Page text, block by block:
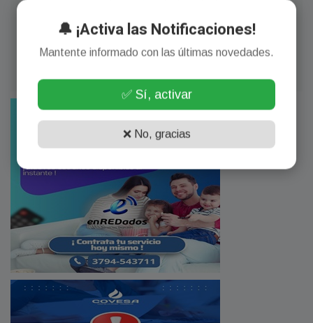
🔔 ¡Activa las Notificaciones!
Mantente informado con las últimas novedades.
✅ Sí, activar
❌ No, gracias